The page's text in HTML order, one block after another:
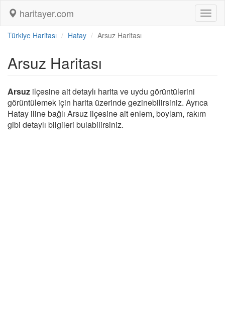
haritayer.com
Türkiye Haritası Hatay Arsuz Haritası
Arsuz Haritası
Arsuz ilçesine ait detaylı harita ve uydu görüntülerini
görüntülemek için harita üzerinde gezinebilirsiniz. Ayrıca
Hatay iline bağlı Arsuz ilçesine ait enlem, boylam, rakım
gibi detaylı bilgileri bulabilirsiniz.